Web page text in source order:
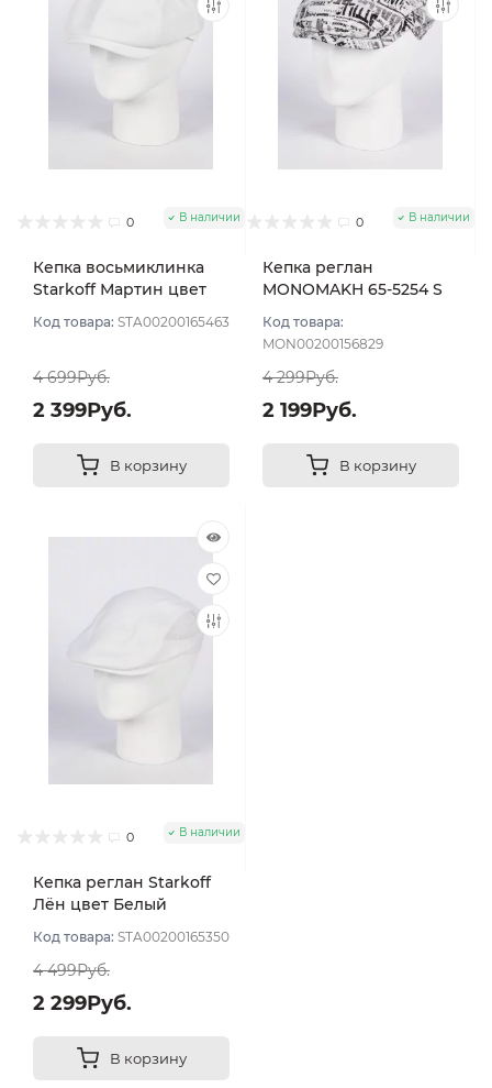
0 В наличии
Кепка восьмиклинка
Starkoff Мартин цвет
Код товара: STA00200165463
4 699Руб.
2 399Руб.
В корзину
0 В наличии
Кепка реглан
MONOMAKH 65-5254 S
Код товара:
MON00200156829
4 299Руб.
2 199Руб.
В корзину
0 В наличии
Кепка реглан Starkoff
Лён цвет Белый
Код товара: STA00200165350
4 499Руб.
2 299Руб.
В корзину